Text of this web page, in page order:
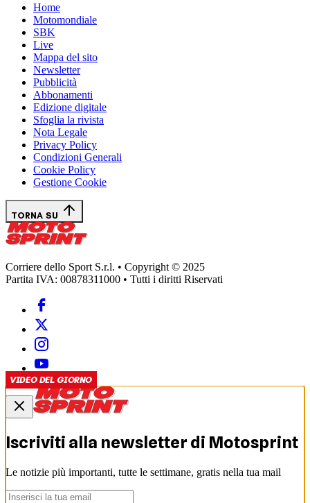
VIDEO DEL GIORNO
Home
Motomondiale
SBK
Live
Mappa del sito
Newsletter
Pubblicità
Abbonamenti
Edizione digitale
Sfoglia la rivista
Nota Legale
Privacy Policy
Condizioni Generali
Cookie Policy
Gestione Cookie
TORNA SU
Corriere dello Sport S.r.l. • Copyright © 2025
Partita IVA: 00878311000 • Tutti i diritti Riservati
Iscriviti alla newsletter di Motosprint
Le notizie più importanti, tutte le settimane, gratis nella tua mail